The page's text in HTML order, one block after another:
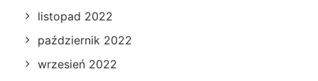
listopad 2022
październik 2022
wrzesień 2022